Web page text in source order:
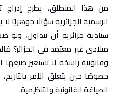
من هذا المنطلق، يطرح
الرسمية الجزائرية سؤالًا جوهريًا
سيادية جزائرية أن تتداول، ولو
ميلادي غير معتمد في الجزائر؟
وقانونية راسخة لا تستعير
خصوصًا حين يتعلق الأمر
الصياغة القانونية والتنظيمية.